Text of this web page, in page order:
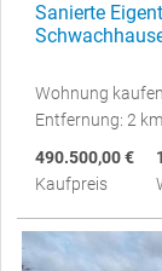
Sanierte
Wohnung
Entfernung: 2 km
490.500,00 €
Kaufpreis